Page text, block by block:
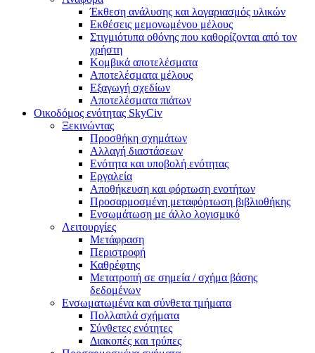
Έκθεση ανάλυσης και λογαριασμός υλικών
Εκθέσεις μεμονωμένου μέλους
Στιγμιότυπα οθόνης που καθορίζονται από τον
χρήστη
Κομβικά αποτελέσματα
Αποτελέσματα μέλους
Εξαγωγή σχεδίων
Αποτελέσματα πιάτων
Οικοδόμος ενότητας SkyCiv
Ξεκινώντας
Προσθήκη σχημάτων
Αλλαγή διαστάσεων
Ενότητα και υποβολή ενότητας
Εργαλεία
Αποθήκευση και φόρτωση ενοτήτων
Προσαρμοσμένη μεταφόρτωση βιβλιοθήκης
Ενσωμάτωση με άλλο λογισμικό
Λειτουργίες
Μετάφραση
Περιστροφή
Καθρέφτης
Μετατροπή σε σημεία / σχήμα βάσης
δεδομένων
Ενσωματωμένα και σύνθετα τμήματα
Πολλαπλά σχήματα
Σύνθετες ενότητες
Διακοπές και τρύπες